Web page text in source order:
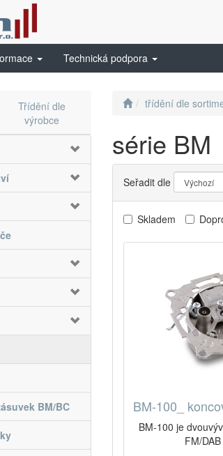
Technická podpora
Třídění dle
výrobce
BM/BC
třídění dle
série BM
Seřadit dle
Skladem
BM-100_
BM-100 je
FM/